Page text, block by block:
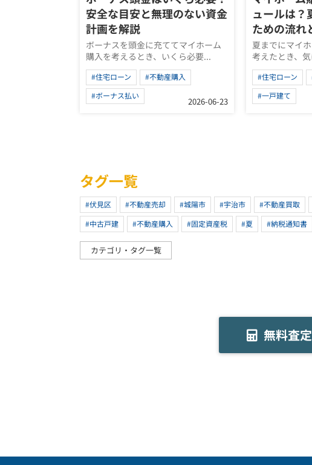
安全な目安と無理のない資金
計画を解説
ボーナスを頭金に充ててマイホーム
購入を考えるとき、いくら必要...
#住宅ローン
#不動産購入
#ボーナス払い
2026-06-23
ュールは？
ための流れ
夏までにマイ
考えたとき、
#住宅ローン
#一戸建て
タグ一覧
#伏見区 #不動産売却 #城陽市 #宇治市 #不動産買取
#中古戸建
#不動産購入 #固定資産税 #夏 #納税通知書
カテゴリ・タグ一覧
無料査